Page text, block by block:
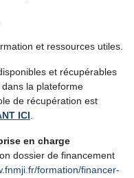
et ressources utiles.
et récupérables
la plateforme
de récupération est
ICI
en charge
dossier de financement
formation/financer-